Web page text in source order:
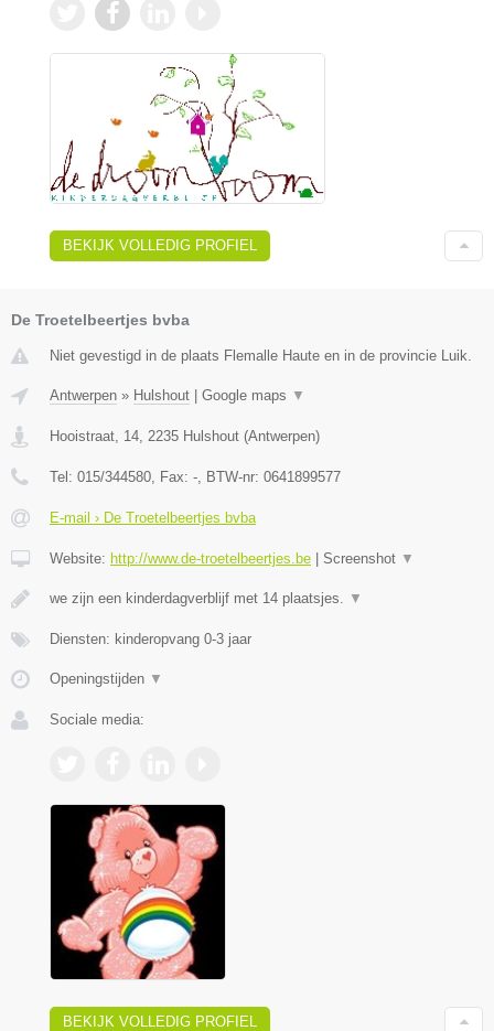
BEKIJK VOLLEDIG PROFIEL
De Troetelbeertjes bvba
Niet gevestigd in de plaats Flemalle Haute en in de provincie Luik.
Antwerpen » Hulshout Google maps ▼
Hooistraat, 14 2235 Hulshout (Antwerpen)
Tel: 015/344580 , Fax: - , BTW-nr: 0641899577
E-mail › De Troetelbeertjes bvba
Website: http://www.de-troetelbeertjes.be Screenshot ▼
we zijn een kinderdagverblijf met 14 plaatsjes. ▼
Diensten: kinderopvang 0-3 jaar
Openingstijden ▼
Sociale media:
BEKIJK VOLLEDIG PROFIEL